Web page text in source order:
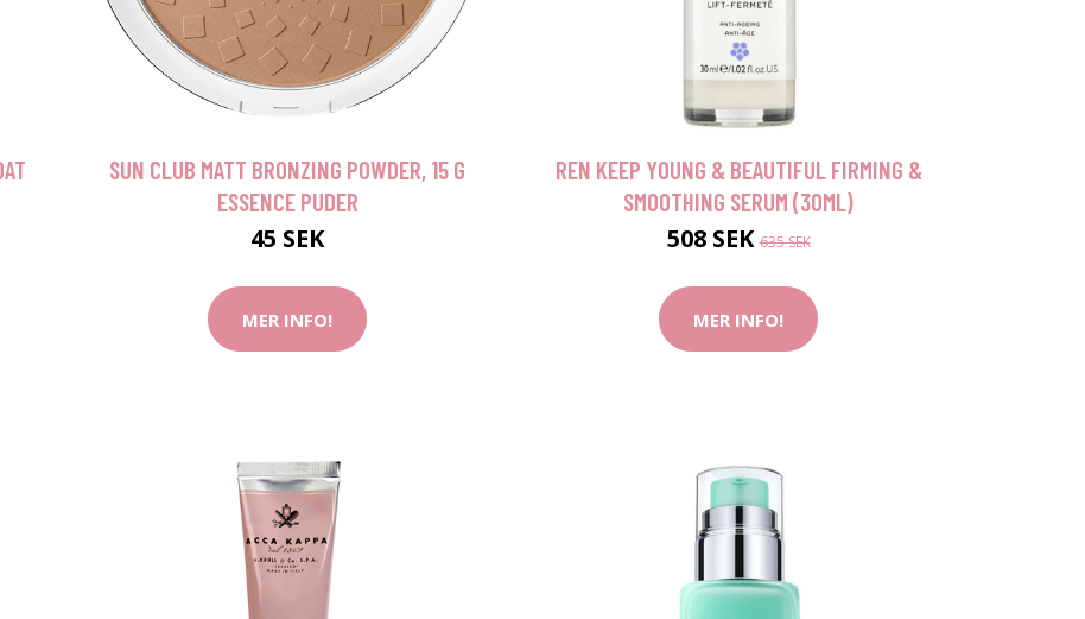
SUN CLUB MATT BRONZING POWDER, 15 G
ESSENCE PUDER
45 SEK
MER INFO!
REN KEEP YOUNG & BEAUTIFUL FIRMING &
SMOOTHING SERUM (30ML)
508 SEK635 SEK
MER INFO!